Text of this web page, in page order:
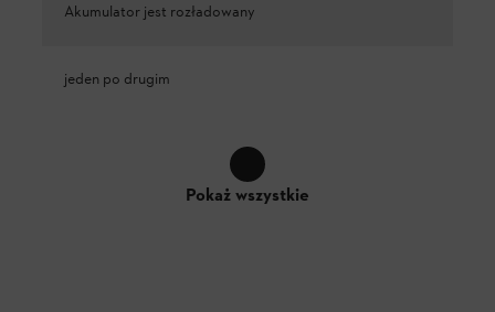
Akumulator jest rozładowany
jeden po drugim
Pokaż wszystkie